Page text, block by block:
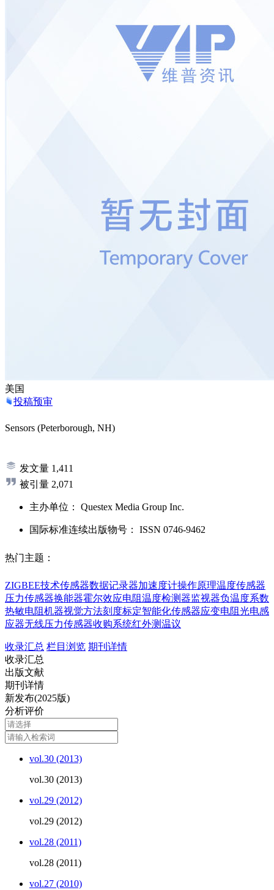
美国
投稿预审
Sensors (Peterborough, NH)
发文量 1,411
被引量 2,071
主办单位： Questex Media Group Inc.
国际标准连续出版物号 ： ISSN 0746-9462
热门主题：
ZIGBEE技术传感器数据记录器加速度计操作原理温度传感器
压力传感器换能器霍尔效应电阻温度检测器监视器负温度系数
热敏电阻机器视觉方法刻度标定智能化传感器应变电阻光电感
应器无线压力传感器收购系统红外测温议
收录汇总 栏目浏览 期刊详情
收录汇总
出版文献
期刊详情
新发布(2025版)
分析评价
vol.30 (2013)
vol.30 (2013)
vol.29 (2012)
vol.29 (2012)
vol.28 (2011)
vol.28 (2011)
vol.27 (2010)